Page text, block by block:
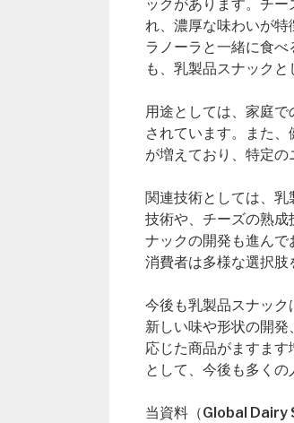
ックがあります。チ
れ、濃厚な味わいが
ラノーラと一緒に食
も、乳製品スナックと
用途としては、家庭
されています。また
が増えており、特定の
関連技術としては、
技術や、チーズの熟
ナックの開発も進んで
消費者は多様な選択肢
今後も乳製品スナック
新しい味や形状の開
応じた商品がますま
として、今後も多くの
当資料（Global Dairy